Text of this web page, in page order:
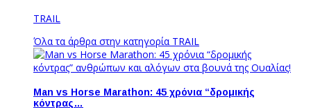
TRAIL
Όλα τα άρθρα στην κατηγορία TRAIL
Man vs Horse Marathon: 45 χρόνια “δρομικής
κόντρας…